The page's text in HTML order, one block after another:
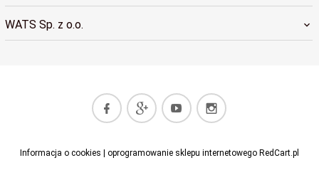
WATS Sp. z o.o.
kwyrwalec@wats.pl
Informacja o cookies oprogramowanie sklepu internetowego RedCart.pl